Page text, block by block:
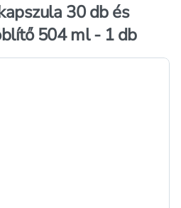
30 db és
504 ml - 1 db